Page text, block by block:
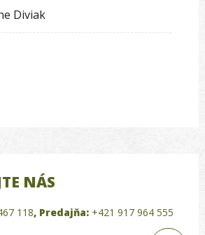
Diviak
NÁS
118, Predajňa: +421 917 964 555